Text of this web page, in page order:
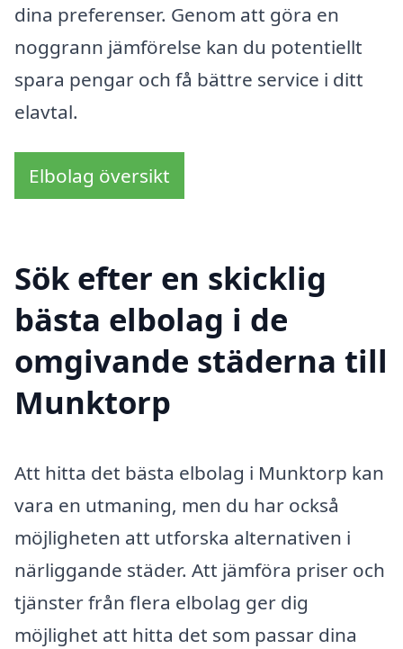
dina preferenser. Genom att göra en
noggrann jämförelse kan du potentiellt
spara pengar och få bättre service i ditt
elavtal.
Elbolag översikt
Sök efter en skicklig
bästa elbolag i de
omgivande städerna till
Munktorp
Att hitta det bästa elbolag i Munktorp kan
vara en utmaning, men du har också
möjligheten att utforska alternativen i
närliggande städer. Att jämföra priser och
tjänster från flera elbolag ger dig
möjlighet att hitta det som passar dina